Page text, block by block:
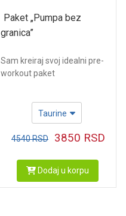
Paket „Pumpa bez
granica”
Sam kreiraj svoj idealni pre-
workout paket
Taurine
4540RSD 3850 RSD
Dodaj u korpu